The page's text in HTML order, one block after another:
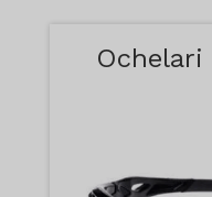
Ochelari